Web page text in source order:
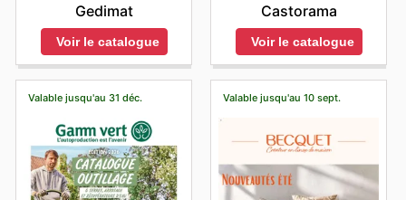
Gedimat
Voir le catalogue
Castorama
Voir le catalogue
Valable jusqu'au 31 déc. Valable jusqu'au 10 sept.